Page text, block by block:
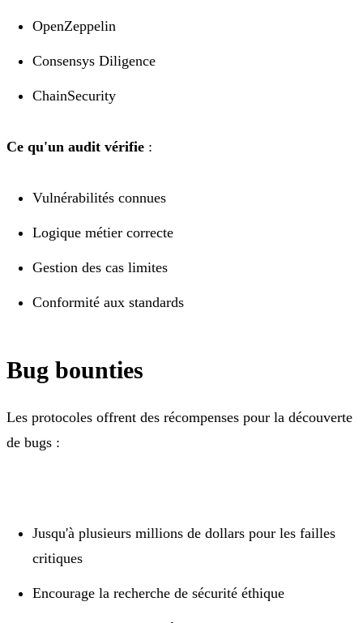
OpenZeppelin
Consensys Diligence
ChainSecurity
Ce qu'un audit vérifie :
Vulnérabilités connues
Logique métier correcte
Gestion des cas limites
Conformité aux standards
Bug bounties
Les protocoles offrent des récompenses pour la découverte
de bugs :
Jusqu'à plusieurs millions de dollars pour les failles
critiques
Encourage la recherche de sécurité éthique